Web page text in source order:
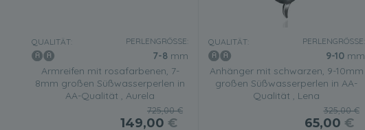
QUALITÄT: PERLENGRÖSSE:
7-8 mm
Armreifen mit rosafarbenen, 7-
8mm großen Süßwasserperlen in
AA-Qualität , Aurela
725,00 €
149,00 €
QUALITÄT: PERLENGRÖSSE:
9-10mm
Anhänger mit schwarzen, 9-10mm
großen Süßwasserperlen in AA-
Qualität , Lena
325,00 €
65,00 €